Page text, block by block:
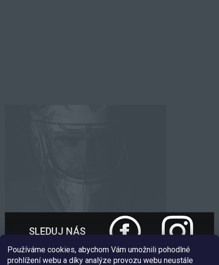
Používáme cookies, abychom Vám umožnili pohodlné
prohlížení webu a díky analýze provozu webu neustále
SLEDUJ NÁS